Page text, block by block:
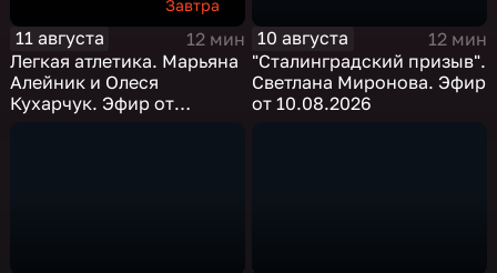
Завтра
11 августа
12 мин
Легкая атлетика. Марьяна
Алейник и Олеся
Кухарчук. Эфир от
10 августа
12 мин
"Сталинградский призыв".
Светлана Миронова. Эфир
от 10.08.2026